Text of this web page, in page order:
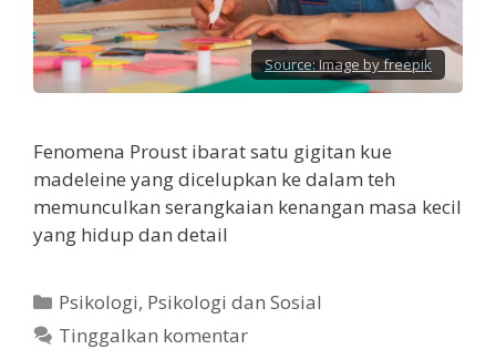
Source:Image by freepik
Fenomena Proust ibarat satu gigitan kue
madeleine yang dicelupkan ke dalam teh
memunculkan serangkaian kenangan masa kecil
yang hidup dan detail
Kategori
Psikologi, Psikologi dan Sosial
Tinggalkan komentar